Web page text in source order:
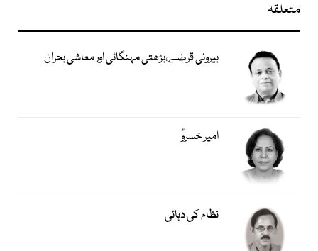
متعلقہ
بیرونی قرضے،بڑھتی مہنگائی اور معاشی بحران
امیر خسروؒ
نظام کی دہائی